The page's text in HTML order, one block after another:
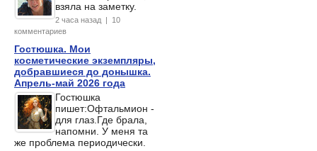
взяла на заметку.
2 часа назад | 10
комментариев
Гостюшка. Мои
косметические экземпляры,
добравшиеся до донышка.
Апрель-май 2026 года
Гостюшка
пишет:Офтальмион -
для глаз.Где брала,
напомни. У меня та
же проблема периодически.